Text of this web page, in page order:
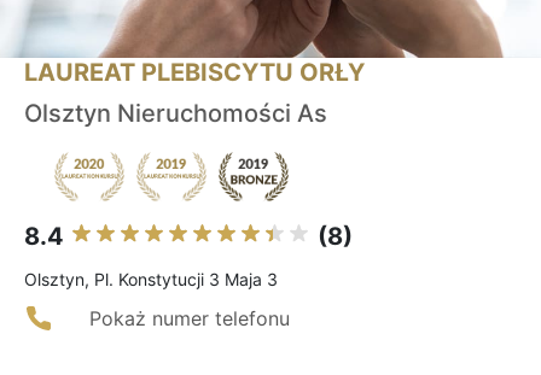
LAUREAT PLEBISCYTU ORŁY
Olsztyn Nieruchomości As
8.4 (8)
Olsztyn, Pl. Konstytucji 3 Maja 3
Pokaż numer telefonu